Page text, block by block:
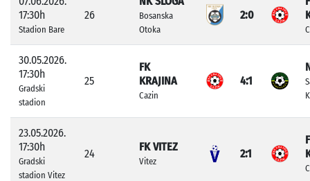
17:30h
Stadion Bare
26
Bosanska
Otoka
2:0
30.05.2026.
17:30h
Gradski
stadion
25
FK
KRAJINA
Cazin
4:1
23.05.2026.
17:30h
Gradski
stadion Vitez
24
FK VITEZ
Vitez
2:1